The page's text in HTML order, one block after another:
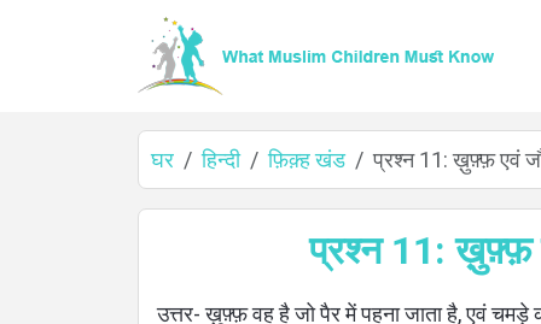
घर हिन्दी फ़िक़्ह खंड प्रश्न 11: ख़ुफ़्फ़ एवं
प्रश्न 11: ख़ुफ़्फ़
उत्तर- ख़ुफ़्फ़ वह है जो पैर में पहना जाता है, एवं चमड़े